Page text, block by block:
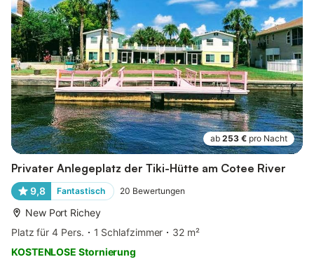
ab 253 € pro Nacht
Privater Anlegeplatz der Tiki-Hütte am Cotee River
9,8 Fantastisch 20 Bewertungen
New Port Richey
Platz für 4 Pers.
1 Schlafzimmer
32 m²
KOSTENLOSE Stornierung